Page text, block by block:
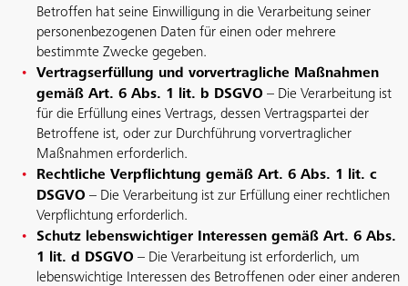
Betroffen hat seine Einwilligung in die Verarbeitung seiner
personenbezogenen Daten für einen oder mehrere
bestimmte Zwecke gegeben.
Vertragserfüllung und vorvertragliche Maßnahmen
gemäß Art. 6 Abs. 1 lit. b DSGVO – Die Verarbeitung ist
für die Erfüllung eines Vertrags, dessen Vertragspartei der
Betroffene ist, oder zur Durchführung vorvertraglicher
Maßnahmen erforderlich.
Rechtliche Verpflichtung gemäß Art. 6 Abs. 1 lit. c
DSGVO – Die Verarbeitung ist zur Erfüllung einer rechtlichen
Verpflichtung erforderlich.
Schutz lebenswichtiger Interessen gemäß Art. 6 Abs.
1 lit. d DSGVO – Die Verarbeitung ist erforderlich, um
lebenswichtige Interessen des Betroffenen oder einer anderen